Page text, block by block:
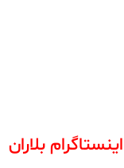
اینستاگرام بلاران